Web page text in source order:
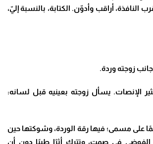
أراقب وأدوّن. الكتابة، بالنسبة إليّ،
زوجته وردة.
الإنصات. يسأل زوجته بعينيه قبل لسانه:
على مسمى؛ فيها رقة الوردة، وشوكتها حين
الفوضى في صمت، وتترك أثرًا طيبًا دون أن